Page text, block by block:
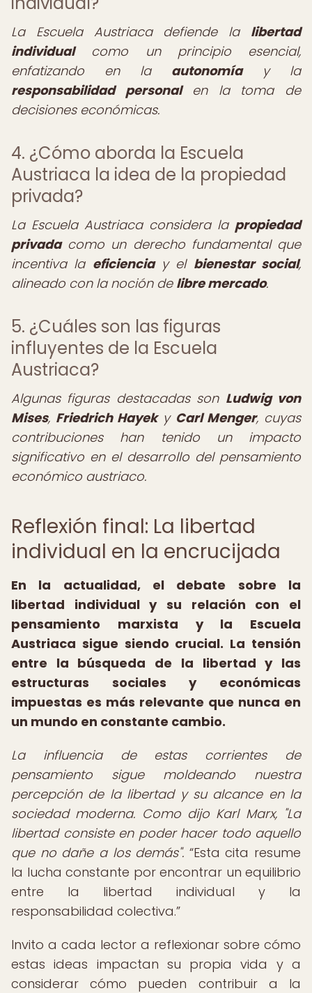
La Escuela Austriaca defiende la libertad
individualcomo un principio esencial,
enfatizando en la autonomíay la
responsabilidad personalen la toma de
decisiones económicas.
4. ¿Cómo aborda la Escuela
Austriaca la idea de la propiedad
privada?
La Escuela Austriaca considera la propiedad
privadacomo un derecho fundamental que
incentiva la eficienciay el bienestar social,
alineado con la noción de libre mercado.
5. ¿Cuáles son las figuras
influyentes de la Escuela
Austriaca?
Algunas figuras destacadas son Ludwig von
Mises, Friedrich Hayeky Carl Menger, cuyas
contribuciones han tenido un impacto
significativo en el desarrollo del pensamiento
económico austriaco.
Reflexión final: La libertad
individual en la encrucijada
En la actualidad, el debate sobre la
libertad individual y su relación con el
pensamiento marxista y la Escuela
Austriaca sigue siendo crucial. La tensión
entre la búsqueda de la libertad y las
estructuras sociales y económicas
impuestas es más relevante que nunca en
un mundo en constante cambio.
La influencia de estas corrientes de
pensamiento sigue moldeando nuestra
percepción de la libertad y su alcance en la
sociedad moderna. Como dijo Karl Marx, "La
libertad consiste en poder hacer todo aquello
que no dañe a los demás". Esta cita resume
la lucha constante por encontrar un equilibrio
entre la libertad individual y la
responsabilidad colectiva.
Invito a cada lector a reflexionar sobre cómo
estas ideas impactan su propia vida y a
considerar cómo pueden contribuir a la